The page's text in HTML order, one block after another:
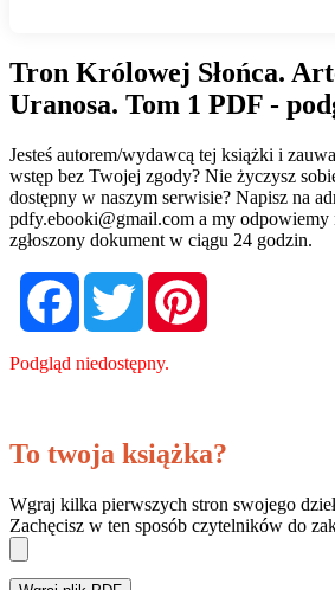
Tron Królowej Słońca.
Uranosa. Tom 1 PDF -
Jesteś autorem/wydawcą tej książki i
wstęp bez Twojej zgody? Nie życzysz
dostępny w naszym serwisie? Napisz na
pdfy.ebooki@gmail.com a my odpowiemy
zgłoszony dokument w ciągu 24 godzin.
FacebookTwitter
Podgląd niedostępny.
To twoja książka?
Wgraj kilka pierwszych stron swojego
Zachęcisz w ten sposób czytelników do